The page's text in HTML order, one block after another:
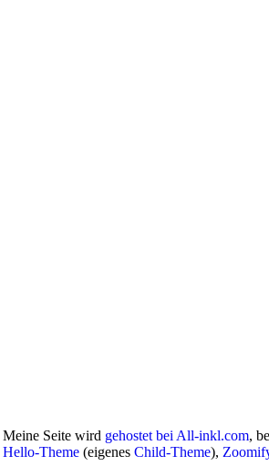
Meine Seite wird gehostet bei All-inkl.com,
Hello-Theme (eigenes Child-Theme),